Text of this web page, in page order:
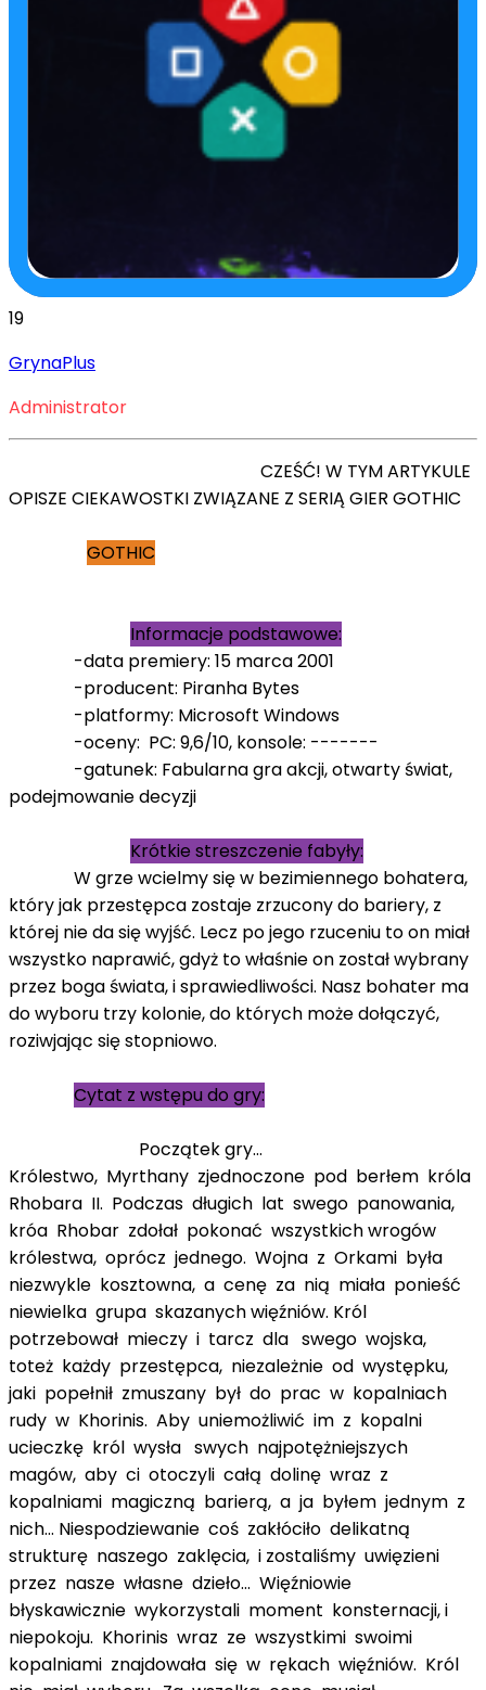
19
GrynaPlus
Administrator
CZEŚĆ! W TYM ARTYKULE
OPISZE CIEKAWOSTKI ZWIĄZANE Z SERIĄ GIER GOTHIC
GOTHIC
Informacje podstawowe:
-data premiery: 15 marca 2001
-producent: Piranha Bytes
-platformy: Microsoft Windows
-oceny: PC: 9,6/10, konsole: -------
-gatunek: Fabularna gra akcji, otwarty świat,
podejmowanie decyzji
Krótkie streszczenie fabyły:
W grze wcielmy się w bezimiennego bohatera,
który jak przestępca zostaje zrzucony do bariery, z
której nie da się wyjść. Lecz po jego rzuceniu to on miał
wszystko naprawić, gdyż to właśnie on został wybrany
przez boga świata, i sprawiedliwości. Nasz bohater ma
do wyboru trzy kolonie, do których może dołączyć,
roziwjając się stopniowo.
Cytat z wstępu do gry:
Początek gry...
Królestwo, Myrthany zjednoczone pod berłem króla
Rhobara II. Podczas długich lat swego panowania,
króa Rhobar zdołał pokonać wszystkich wrogów
królestwa, oprócz jednego. Wojna z Orkami była
niezwykle kosztowna, a cenę za nią miała ponieść
niewielka grupa skazanych więźniów. Król
potrzebował mieczy i tarcz dla swego wojska,
toteż każdy przestępca, niezależnie od występku,
jaki popełnił zmuszany był do prac w kopalniach
rudy w Khorinis. Aby uniemożliwić im z kopalni
ucieczkę król wysła swych najpotężniejszych
magów, aby ci otoczyli całą dolinę wraz z
kopalniami magiczną barierą, a ja byłem jednym z
nich... Niespodziewanie coś zakłóciło delikatną
strukturę naszego zaklęcia, i zostaliśmy uwięzieni
przez nasze własne dzieło... Więźniowie
błyskawicznie wykorzystali moment konsternacji, i
niepokoju. Khorinis wraz ze wszystkimi swoimi
kopalniami znajdowała się w rękach więźniów. Król